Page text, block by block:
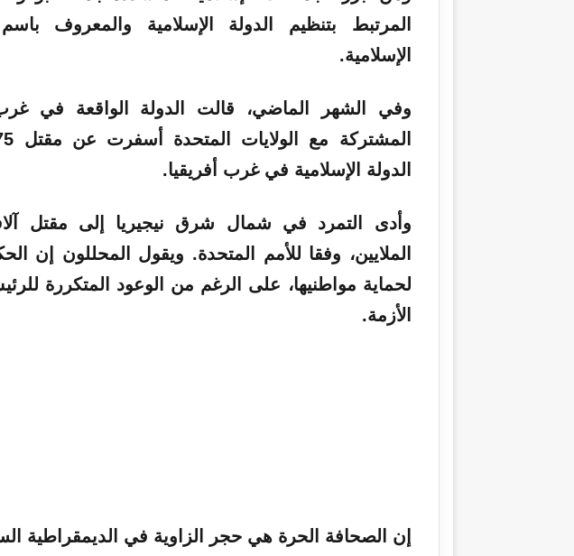
المرتبط بتنظيم الدولة الإسلامية والمعروف
الإسلامية.
وفي الشهر الماضي، قالت الدولة الواقعة في غرب
الدولة الإسلامية في غرب أفريقيا.
وأدى التمرد في شمال شرق نيجيريا إلى مقتل
الملايين، وفقا للأمم المتحدة. ويقول المحللون إن
لحماية مواطنيها، على الرغم من الوعود المتكررة
الأزمة.
إن الصحافة الحرة هي حجر الزاوية في الديمقراطية